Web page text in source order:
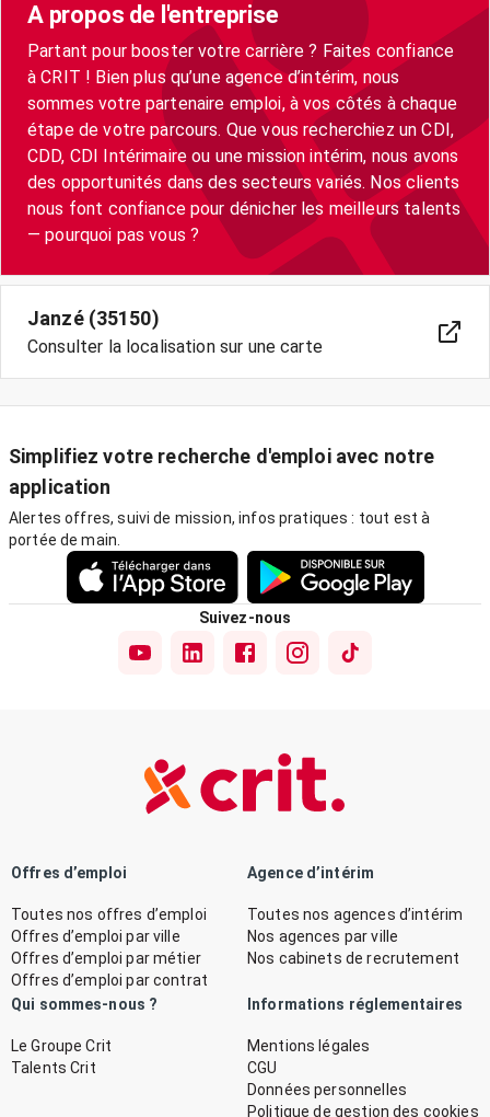
A propos de l'entreprise
Partant pour booster votre carrière ? Faites confiance
à CRIT ! Bien plus qu’une agence d’intérim, nous
sommes votre partenaire emploi, à vos côtés à chaque
étape de votre parcours. Que vous recherchiez un CDI,
CDD, CDI Intérimaire ou une mission intérim, nous avons
des opportunités dans des secteurs variés. Nos clients
nous font confiance pour dénicher les meilleurs talents
— pourquoi pas vous ?
Janzé (35150)
Consulter la localisation sur une carte
Simplifiez votre recherche d'emploi avec notre
application
Alertes offres, suivi de mission, infos pratiques : tout est à
portée de main.
Suivez-nous
Offres d’emploi
Toutes nos offres d’emploi
Offres d’emploi par ville
Offres d’emploi par métier
Offres d’emploi par contrat
Agence d’intérim
Toutes nos agences d’intérim
Nos agences par ville
Nos cabinets de recrutement
Qui sommes-nous ?
Le Groupe Crit
Talents Crit
Informations réglementaires
Mentions légales
CGU
Données personnelles
Politique de gestion des cookies